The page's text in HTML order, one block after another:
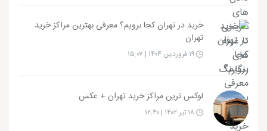
خرید در تهران کجا برویم؟ معرفی بهترین مراکز خرید
تهران
لوکس ترین مراکز خرید تهران + عکس